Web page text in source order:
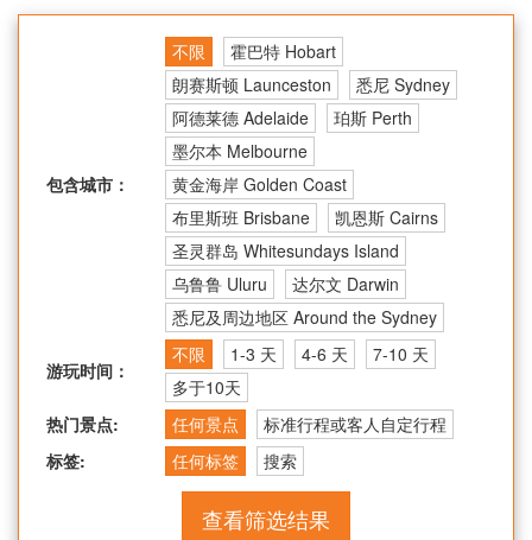
包含城市：
不限
霍巴特 Hobart
朗赛斯顿 Launceston
悉尼 Sydney
阿德莱德 Adelaide
珀斯 Perth
墨尔本 Melbourne
黄金海岸 Golden Coast
布里斯班 Brisbane
凯恩斯 Cairns
圣灵群岛 Whitesundays Island
乌鲁鲁 Uluru
达尔文 Darwin
悉尼及周边地区 Around the Sydney
游玩时间：
不限 1-3 天 4-6 天
7-10 天
多于10天
热门景点:
任何景点
标准行程或客人自定行程
标签:
任何标签 搜索
查看筛选结果